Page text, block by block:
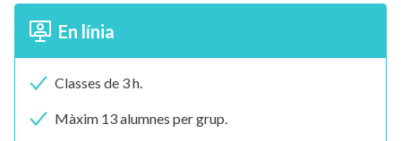
En línia
Classes de 3 h.
Màxim 13 alumnes per grup.